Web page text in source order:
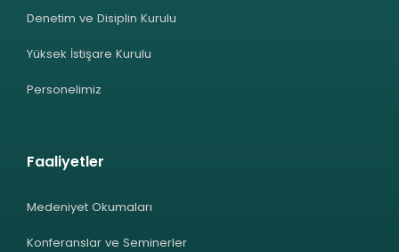
Denetim ve Disiplin Kurulu
Yüksek İstişare Kurulu
Personelimiz
Faaliyetler
Medeniyet Okumaları
Konferanslar ve Seminerler